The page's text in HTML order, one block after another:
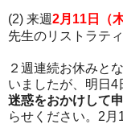
(2) 来週2月11日（
先生のリストラテ
２週連続お休みと
いましたが、明日4
迷惑をおかけして
らせください。2